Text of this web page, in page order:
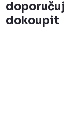
dokoupit